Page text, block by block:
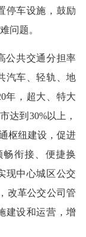
停车设施，鼓励
问题。
公共交通分担率
汽车、轻轨、地
年，超大、特大
达到30%以上，
枢纽建设，促进
衔接、便捷换
现中心城区公交
改革公交公司管
建设和运营，增